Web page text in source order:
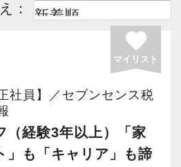
：
favorite
マイリスト
社員】／セブンセンス税
（経験3年以上）「家
」も「キャリア」も諦